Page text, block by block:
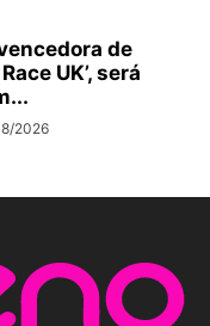
de
UK’, será
2026